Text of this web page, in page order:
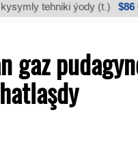
ýody (t.) $86 000
gaz